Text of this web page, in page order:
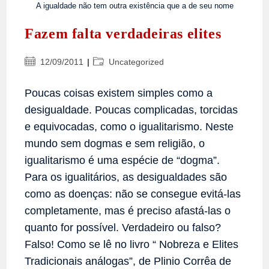
A igualdade não tem outra existência que a de seu nome
Fazem falta verdadeiras elites
Post12/09/2011
Categoria
post:
Uncategorized
Poucas coisas existem simples como a
desigualdade. Poucas complicadas, torcidas
e equivocadas, como o igualitarismo. Neste
mundo sem dogmas e sem religião, o
igualitarismo é uma espécie de “dogma”.
Para os igualitários, as desigualdades são
como as doenças: não se consegue evitá-las
completamente, mas é preciso afastá-las o
quanto for possível. Verdadeiro ou falso?
Falso! Como se lê no livro “ Nobreza e Elites
Tradicionais análogas”, de Plinio Corrêa de